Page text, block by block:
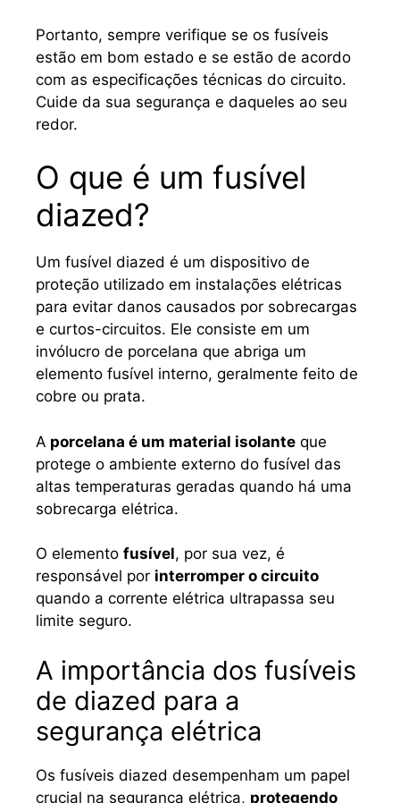
Portanto, sempre verifique se os fusíveis
estão em bom estado e se estão de acordo
com as especificações técnicas do circuito.
Cuide da sua segurança e daqueles ao seu
redor.
O que é um fusível
diazed?
Um fusível diazed é um dispositivo de
proteção utilizado em instalações elétricas
para evitar danos causados ​​por sobrecargas
e curtos-circuitos. Ele consiste em um
invólucro de porcelana que abriga um
elemento fusível interno, geralmente feito de
cobre ou prata.
A porcelana é um material isolante que
protege o ambiente externo do fusível das
altas temperaturas geradas quando há uma
sobrecarga elétrica.
O elemento fusível, por sua vez, é
responsável por interromper o circuito
quando a corrente elétrica ultrapassa seu
limite seguro.
A importância dos fusíveis
de diazed para a
segurança elétrica
Os fusíveis diazed desempenham um papel
crucial na segurança elétrica, protegendo